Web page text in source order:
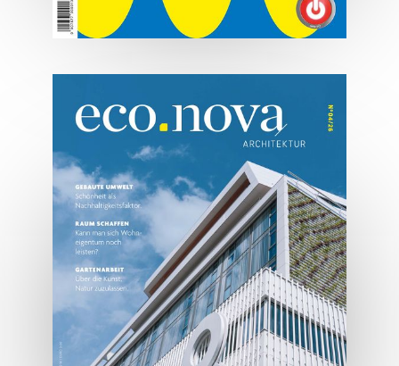
07/2026
Tirols Top 500 - Juli/August
2026
JETZT BESTELLEN
ONLINE LESEN